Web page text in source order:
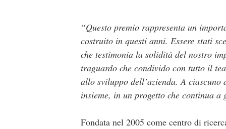
“Questo premio rappresenta un
costruito in questi anni. Essere stati
che testimonia la solidità del nostro
traguardo che condivido con tutto il
allo sviluppo dell’azienda. A
insieme, in un progetto che continua
Fondata nel 2005 come centro di